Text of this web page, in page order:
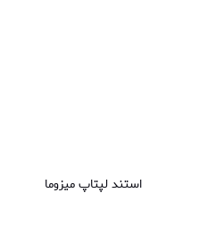
استند لپتاپ میزوما